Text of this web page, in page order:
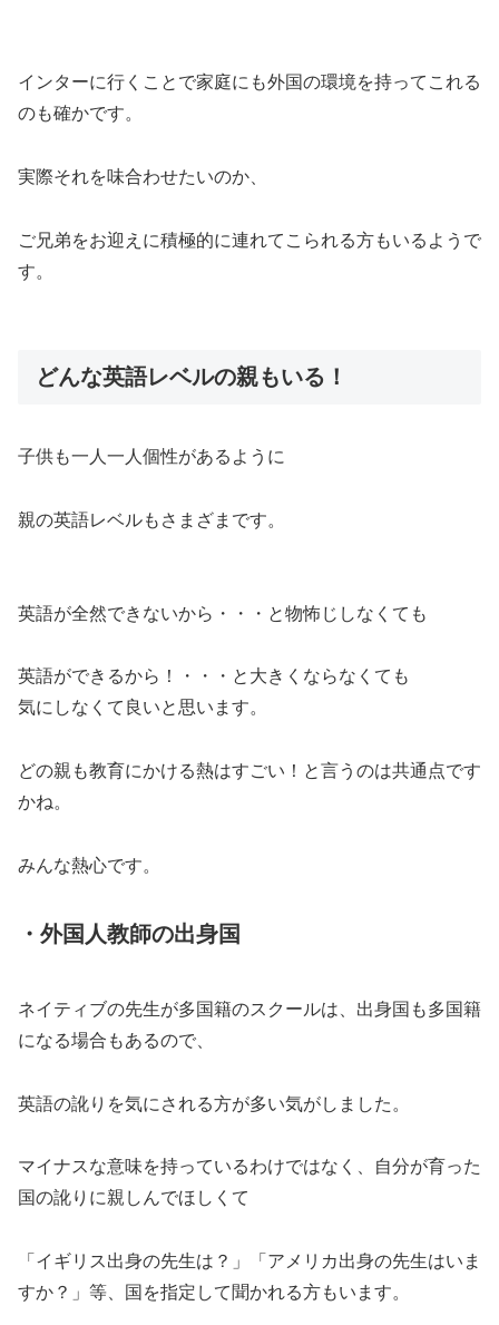
インターに行くことで家庭にも外国の環境を持ってこれる
のも確かです。
実際それを味合わせたいのか、
ご兄弟をお迎えに積極的に連れてこられる方もいるようで
す。
どんな英語レベルの親もいる！
子供も一人一人個性があるように
親の英語レベルもさまざまです。
英語が全然できないから・・・と物怖じしなくても
英語ができるから！・・・と大きくならなくても
気にしなくて良いと思います。
どの親も教育にかける熱はすごい！と言うのは共通点です
かね。
みんな熱心です。
・外国人教師の出身国
ネイティブの先生が多国籍のスクールは、出身国も多国籍
になる場合もあるので、
英語の訛りを気にされる方が多い気がしました。
マイナスな意味を持っているわけではなく、自分が育った
国の訛りに親しんでほしくて
「イギリス出身の先生は？」「アメリカ出身の先生はいま
すか？」等、国を指定して聞かれる方もいます。